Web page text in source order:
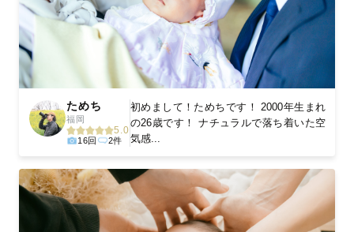
出会えます。まずは、ラブグラフの
撮影事例をご覧ください。
ためち
福岡
5.0
16回 2件
初めまして！ためちです！ 2000年生まれ
の26歳です！ ナチュラルで落ち着いた空
気感...